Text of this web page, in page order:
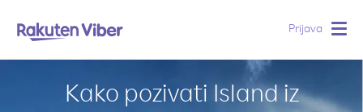
Prijava
Kako pozivati Island iz